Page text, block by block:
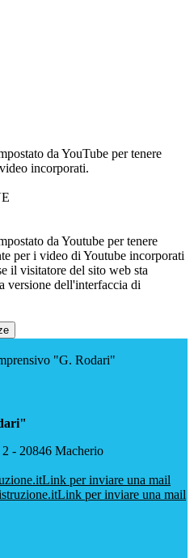
da YouTube per tenere
incorporati.
da Youtube per tenere
per i video di Youtube incorporati
il visitatore del sito web sta
versione dell'interfaccia di
"G. Rodari"
- 20846 Macherio
Link per inviare una mail
Link per inviare una mail